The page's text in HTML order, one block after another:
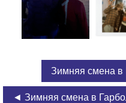
Зимняя смена в
◄ Зимняя смена в